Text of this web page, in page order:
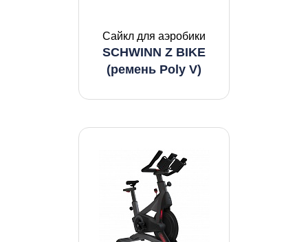
Сайкл для аэробики
SCHWINN Z BIKE
(ремень Poly V)